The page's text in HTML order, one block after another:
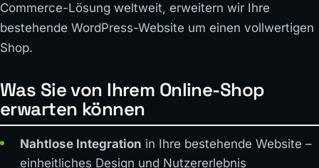
Commerce-Lösung weltweit, erweitern wir Ihre
bestehende WordPress-Website um einen vollwertigen
Shop.
Was Sie von Ihrem Online-Shop
erwarten können
Nahtlose Integration in Ihre bestehende Website –
einheitliches Design und Nutzererlebnis